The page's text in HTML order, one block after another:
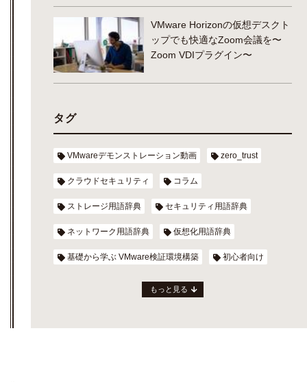
VMware Horizonの仮想デスクト
ップでも快適なZoom会議を〜
Zoom VDIプラグイン〜
タグ
VMwareデモンストレーション動画 zero_trust
クラウドセキュリティ コラム
ストレージ用語辞典 セキュリティ用語辞典
ネットワーク用語辞典 仮想化用語辞典
基礎から学ぶ VMware検証環境構築 初心者向け
もっと見る